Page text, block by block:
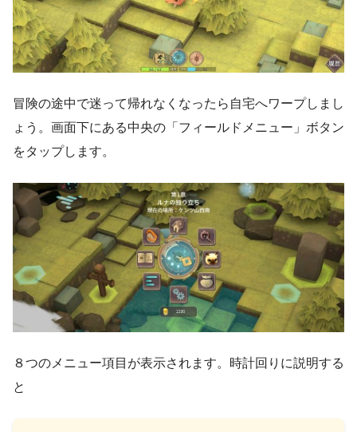
冒険の途中で迷って帰れなくなったら自宅へワープしまし
ょう。画面下にある中央の「フィールドメニュー」ボタン
をタップします。
８つのメニュー項目が表示されます。時計回りに説明する
と